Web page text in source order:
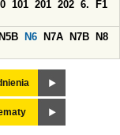
101 201 202 6.
F1
N5B N6 N7A N7B
N8